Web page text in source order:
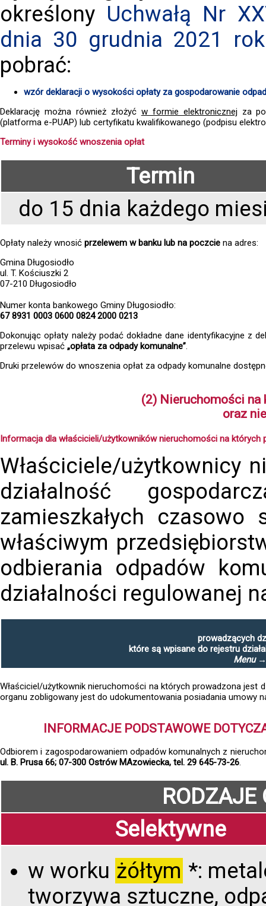
określony Uchwałą Nr
dnia 30 grudnia 2021
pobrać:
wzór deklaracji o wysokości opłaty za gospodarowanie
Deklarację można również złożyć w formie elektronicznejza
(platforma e-PUAP) lub certyfikatu kwalifikowanego (podpisu
Terminy i wysokość wnoszenia opłat
Termin
do 15 dnia każdego
Opłaty należy wnosić przelewem w banku lub na poczcie na adres:
Gmina Długosiodło
ul. T. Kościuszki 2
07-210 Długosiodło
Numer konta bankowego Gminy Długosiodło:
67 8931 0003 0600 0824 2000 0213
Dokonując opłaty należy podać dokładne dane identyfikacyjne z
przelewu wpisać „opłata za odpady komunalne”.
Druki przelewów do wnoszenia opłat za odpady komunalne
(2) Nieruchomości na
oraz
Informacja dla właścicieli/użytkowników nieruchomości na
Właściciele/użytkownicy
działalność
zamieszkałych
właściwym
odbierania odpadów
działalności regulowanej
prowadzących
które są wpisane do rejestru
Menu
Właściciel/użytkownik nieruchomości na których prowadzona jest
organu zobligowany jest do udokumentowania posiadania umowy
INFORMACJE PODSTAWOWE
Odbiorem i zagospodarowaniem odpadów komunalnych z
ul. B. Prusa 66; 07-300 Ostrów MAzowiecka, tel. 29 645-73-26
RODZAJE
Selektywne
w worku żółtym *:
tworzywa sztuczne,